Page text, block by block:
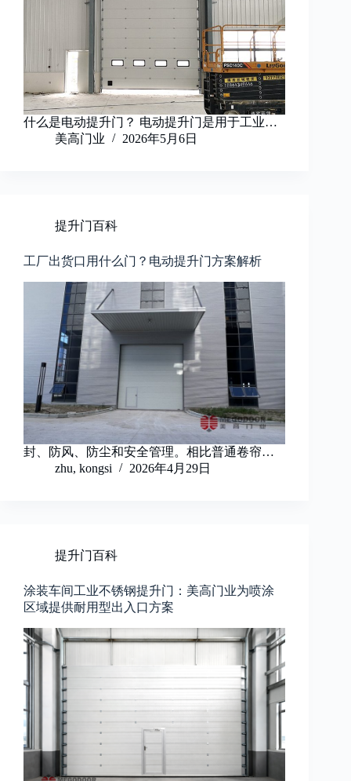
什么是电动提升门？ 电动提升门是用于工业…
美高门业
2026年5月6日
提升门百科
工厂出货口用什么门？电动提升门方案解析
封、防风、防尘和安全管理。相比普通卷帘…
zhu, kongsi
2026年4月29日
提升门百科
涂装车间工业不锈钢提升门：美高门业为喷涂
区域提供耐用型出入口方案